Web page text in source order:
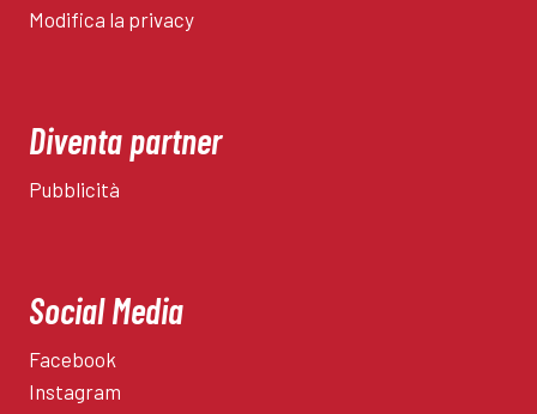
Modifica la privacy
Diventa partner
Pubblicità
Social Media
Facebook
Instagram